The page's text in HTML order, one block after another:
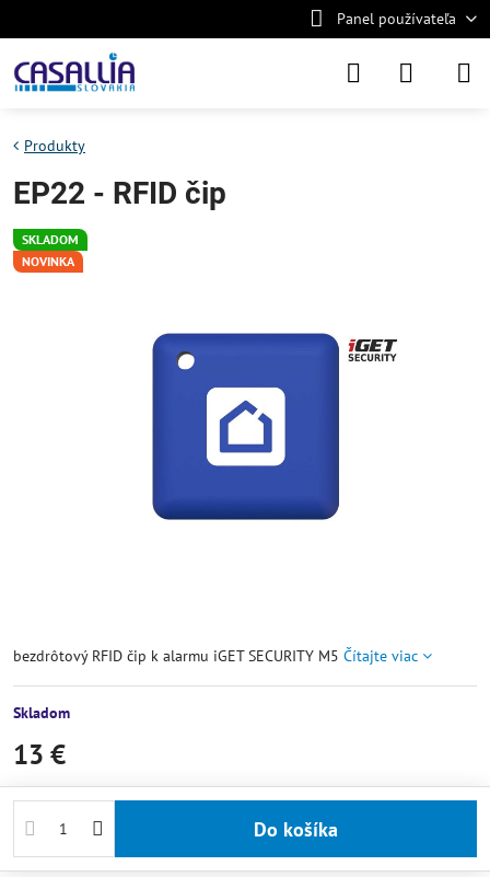
Panel používateľa
SKLADOM
NOVINKA
Produkty
EP22 - RFID čip
bezdrôtový RFID čip k alarmu iGET SECURITY M5 Čítajte viac
Skladom
13 €
Do košíka